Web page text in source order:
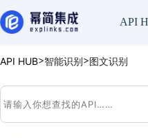
API
API HUB>智能识别>图文识别